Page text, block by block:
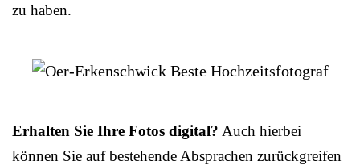
zu haben.
Erhalten Sie Ihre Fotos digital? Auch hierbei
können Sie auf bestehende Absprachen zurückgreifen